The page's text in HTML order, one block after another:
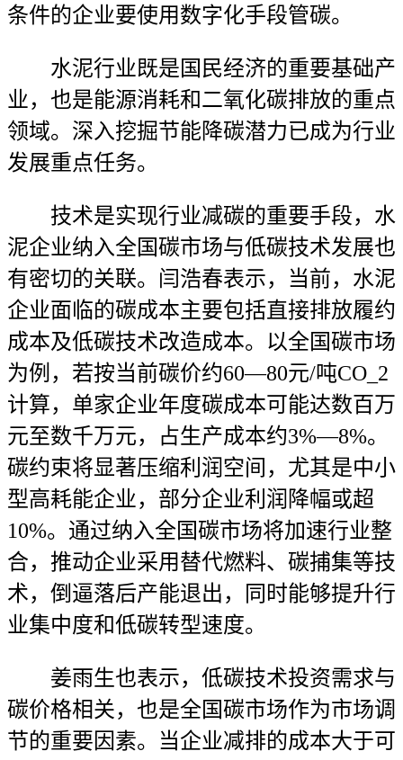
条件的企业要使用数字化手段管碳。
水泥行业既是国民经济的重要基础产
业，也是能源消耗和二氧化碳排放的重点
领域。深入挖掘节能降碳潜力已成为行业
发展重点任务。
技术是实现行业减碳的重要手段，水
泥企业纳入全国碳市场与低碳技术发展也
有密切的关联。闫浩春表示，当前，水泥
企业面临的碳成本主要包括直接排放履约
成本及低碳技术改造成本。以全国碳市场
为例，若按当前碳价约60—80元/吨CO_2
计算，单家企业年度碳成本可能达数百万
元至数千万元，占生产成本约3%—8%。
碳约束将显著压缩利润空间，尤其是中小
型高耗能企业，部分企业利润降幅或超
10%。通过纳入全国碳市场将加速行业整
合，推动企业采用替代燃料、碳捕集等技
术，倒逼落后产能退出，同时能够提升行
业集中度和低碳转型速度。
姜雨生也表示，低碳技术投资需求与
碳价格相关，也是全国碳市场作为市场调
节的重要因素。当企业减排的成本大于可